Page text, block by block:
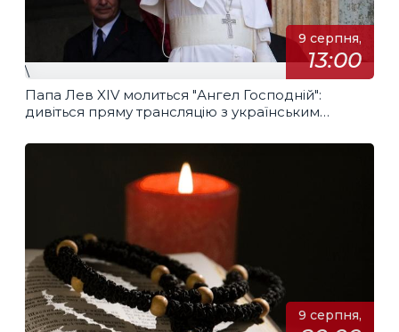
9 серпня,
13:00
\
Папа Лев XIV молиться "Ангел Господній":
дивіться пряму трансляцію з українським
9 серпня,